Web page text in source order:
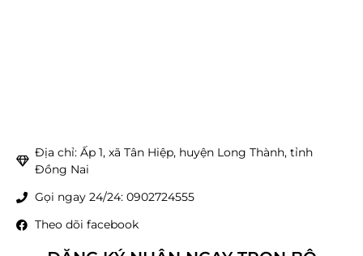
Địa chỉ: Ấp 1, xã Tân Hiệp, huyện Long Thành, tỉnh
Đồng Nai
Gọi ngay 24/24: 0902724555
Theo dõi facebook